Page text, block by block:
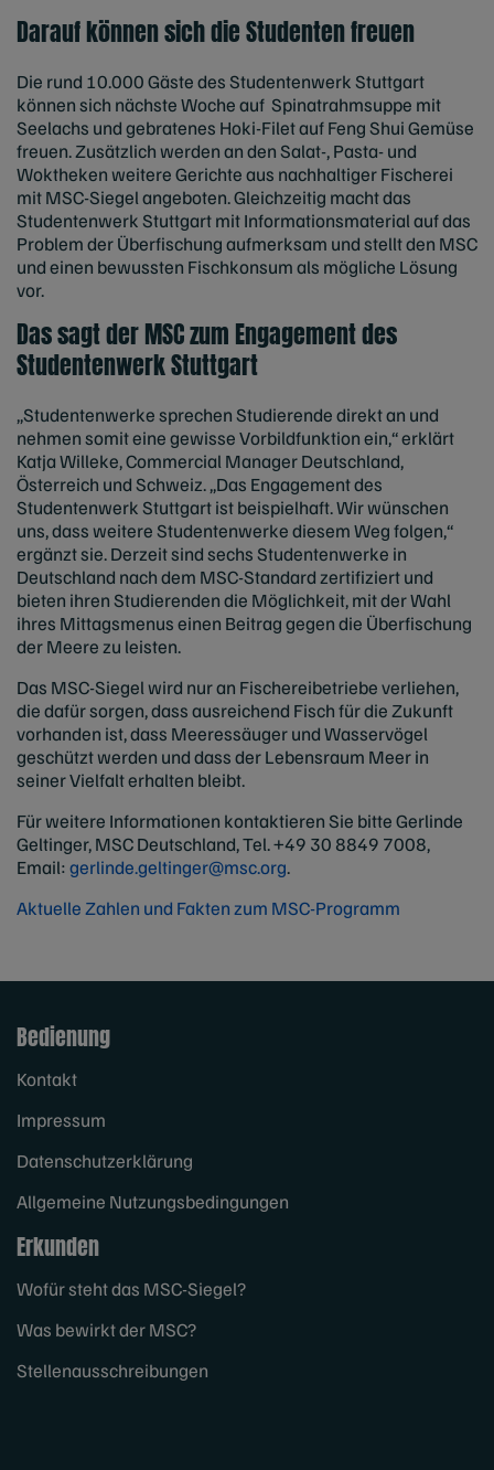
Darauf können sich die Studenten freuen
Die rund 10.000 Gäste des Studentenwerk Stuttgart
können sich nächste Woche auf Spinatrahmsuppe mit
Seelachs und gebratenes Hoki-Filet auf Feng Shui Gemüse
freuen. Zusätzlich werden an den Salat-, Pasta- und
Woktheken weitere Gerichte aus nachhaltiger Fischerei
mit MSC-Siegel angeboten. Gleichzeitig macht das
Studentenwerk Stuttgart mit Informationsmaterial auf das
Problem der Überfischung aufmerksam und stellt den MSC
und einen bewussten Fischkonsum als mögliche Lösung
vor.
Das sagt der MSC zum Engagement des
Studentenwerk Stuttgart
„Studentenwerke sprechen Studierende direkt an und
nehmen somit eine gewisse Vorbildfunktion ein,“ erklärt
Katja Willeke, Commercial Manager Deutschland,
Österreich und Schweiz. „Das Engagement des
Studentenwerk Stuttgart ist beispielhaft. Wir wünschen
uns, dass weitere Studentenwerke diesem Weg folgen,“
ergänzt sie. Derzeit sind sechs Studentenwerke in
Deutschland nach dem MSC-Standard zertifiziert und
bieten ihren Studierenden die Möglichkeit, mit der Wahl
ihres Mittagsmenus einen Beitrag gegen die Überfischung
der Meere zu leisten.
Das MSC-Siegel wird nur an Fischereibetriebe verliehen,
die dafür sorgen, dass ausreichend Fisch für die Zukunft
vorhanden ist, dass Meeressäuger und Wasservögel
geschützt werden und dass der Lebensraum Meer in
seiner Vielfalt erhalten bleibt.
Für weitere Informationen kontaktieren Sie bitte Gerlinde
Geltinger, MSC Deutschland, Tel.+49 30 8849 7008,
Email:gerlinde.geltinger@msc.org.
Aktuelle Zahlen und Fakten zum MSC-Programm
Bedienung
Kontakt
Impressum
Datenschutzerklärung
Allgemeine Nutzungsbedingungen
Erkunden
Wofür steht das MSC-Siegel?
Was bewirkt der MSC?
Stellenausschreibungen